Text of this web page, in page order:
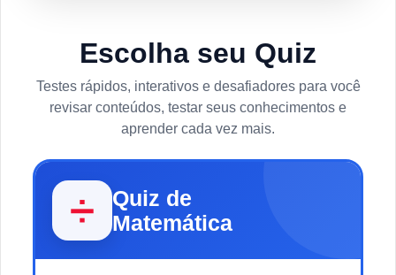
Escolha seu Quiz
Testes rápidos, interativos e desafiadores para você
revisar conteúdos, testar seus conhecimentos e
aprender cada vez mais.
➗
Quiz de
Matemática